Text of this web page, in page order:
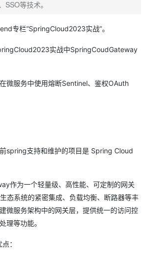
等技术。
专栏“SpringCloud2023实战”。
实战中SpringCoudGateway
微服务中使用熔断Sentinel、鉴权OAuth
spring支持和维护的项目是 Spring Cloud
作为一个轻量级、高性能、可定制的网关
态系统的紧密集成、负载均衡、断路器等丰
微服务架构中的网关层，提供统一的访问控
理等功能。
：